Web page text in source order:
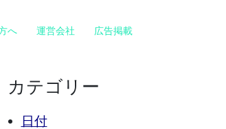
へ 運営会社 広告掲載
カテゴリー
日付